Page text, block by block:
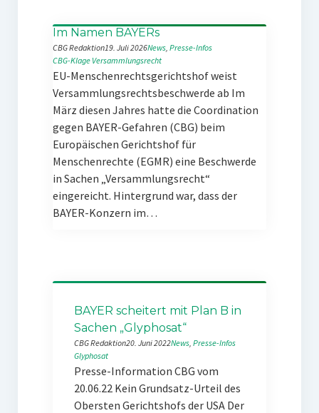
Im Namen BAYERs
CBG Redaktion19. Juli 2026News, Presse-Infos
CBG-Klage Versammlungsrecht
EU-Menschenrechtsgerichtshof weist
Versammlungsrechtsbeschwerde ab Im
März diesen Jahres hatte die Coordination
gegen BAYER-Gefahren (CBG) beim
Europäischen Gerichtshof für
Menschenrechte (EGMR) eine Beschwerde
in Sachen „Versammlungsrecht“
eingereicht. Hintergrund war, dass der
BAYER-Konzern im…
BAYER scheitert mit Plan B in
Sachen „Glyphosat“
CBG Redaktion20. Juni 2022News, Presse-Infos
Glyphosat
Presse-Information CBG vom
20.06.22 Kein Grundsatz-Urteil des
Obersten Gerichtshofs der USA Der